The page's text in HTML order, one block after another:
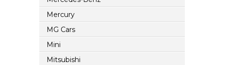
Mercury
MG Cars
Mini
Mitsubishi